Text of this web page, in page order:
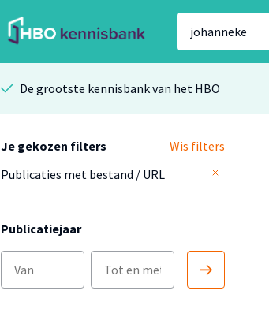
De grootste kennisbank van het HBO
Je gekozen filters
Wis filters
Publicaties met bestand / URL
Publicatiejaar